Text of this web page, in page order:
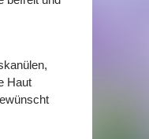
Haut